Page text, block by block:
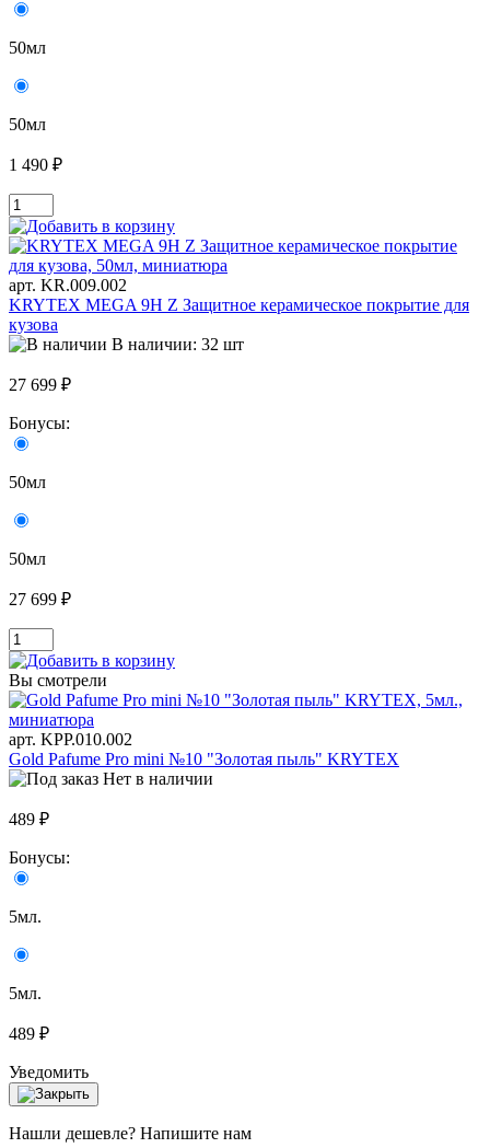
50мл
50мл
1 490 ₽
арт. KR.009.002
KRYTEX MEGA 9H Z Защитное керамическое покрытие для
кузова
В наличии: 32 шт
27 699 ₽
Бонусы:
50мл
50мл
27 699 ₽
Вы смотрели
арт. KРР.010.002
Gold Pafume Pro mini №10 "Золотая пыль" KRYTEX
Нет в наличии
489 ₽
Бонусы:
5мл.
5мл.
489 ₽
Уведомить
Нашли дешевле? Напишите нам